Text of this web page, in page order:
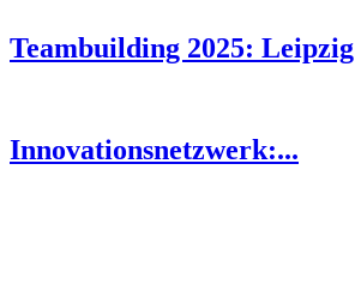
Teambuilding 2025: Leipzig
Innovationsnetzwerk:...